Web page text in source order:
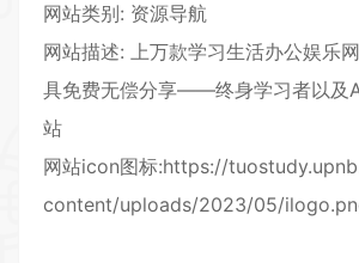
网站类别: 资源导航
网站描述: 上万款学习生活办公娱乐
具免费无偿分享——终身学习者以及
站
网站icon图标:https://
content/uploads/2023/05/